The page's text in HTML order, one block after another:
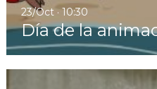
23/Oct · 10:30
Día de la
Ir a La estrella azul